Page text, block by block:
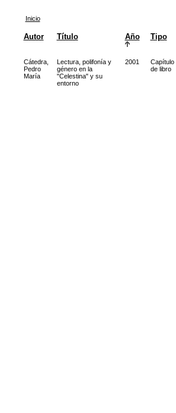
Inicio
Autor Título Año Tipo
Cátedra,
Pedro
María
Lectura, polifonía y
género en la
"Celestina" y su
entorno
2001
Capítulo
de libro